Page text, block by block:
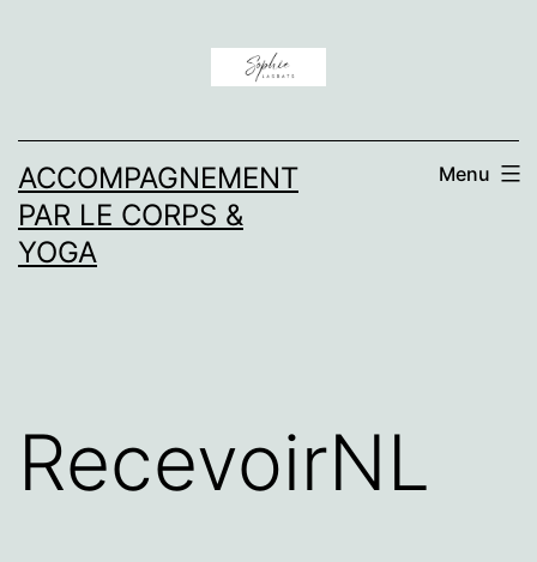
ACCOMPAGNEMENT
PAR LE CORPS &
YOGA
Menu
RecevoirNL